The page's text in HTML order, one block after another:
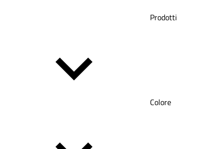
Prodotti
Colore